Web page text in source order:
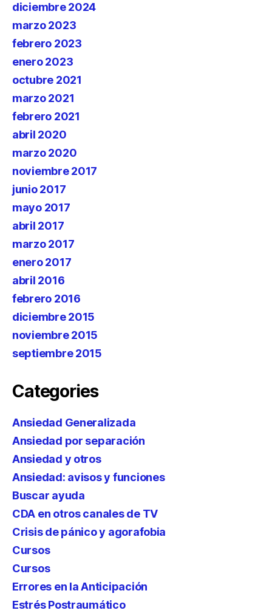
diciembre 2024
marzo 2023
febrero 2023
enero 2023
octubre 2021
marzo 2021
febrero 2021
abril 2020
marzo 2020
noviembre 2017
junio 2017
mayo 2017
abril 2017
marzo 2017
enero 2017
abril 2016
febrero 2016
diciembre 2015
noviembre 2015
septiembre 2015
Categories
Ansiedad Generalizada
Ansiedad por separación
Ansiedad y otros
Ansiedad: avisos y funciones
Buscar ayuda
CDA en otros canales de TV
Crisis de pánico y agorafobia
Cursos
Cursos
Errores en la Anticipación
Estrés Postraumático